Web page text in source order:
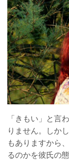
「きもい」と言
りません。しか
もありますから
るのかを彼氏の